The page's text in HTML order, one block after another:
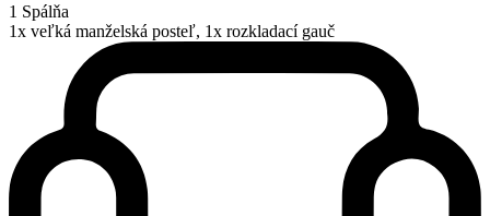
1 Spálňa
1x veľká manželská posteľ, 1x rozkladací gauč